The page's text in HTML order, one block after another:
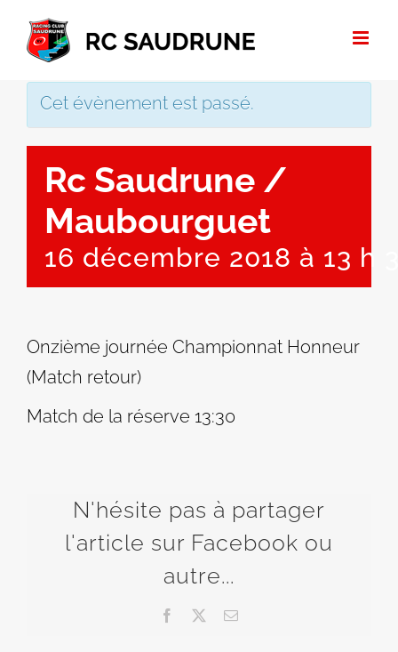
Passer
contenu
Cet évènement est passé.
Rc Saudrune /
Maubourguet
16 décembre 2018 à 13 h
Onzième journée Championnat Honneur
(Match retour)
Match de la réserve 13:30
N'hésite pas à partager
l'article sur Facebook ou
autre...
Facebook Email